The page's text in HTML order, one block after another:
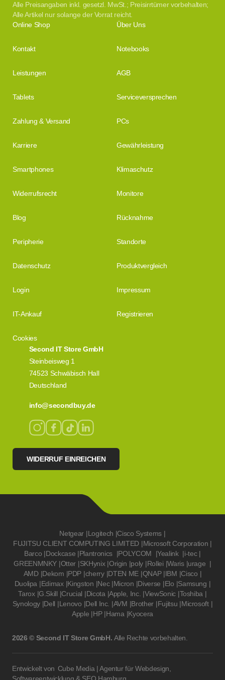
Alle Preisangaben inkl. gesetzl. MwSt.; Preisirrtümer vorbehalten;
Alle Artikel nur solange der Vorrat reicht.
Second IT Store GmbH
Steinbeisweg 1
74523 Schwäbisch Hall
Deutschland
info@secondbuy.de
WIDERRUF EINREICHEN
Online Shop Über Uns
Kontakt Notebooks
Leistungen AGB
Tablets Serviceversprechen
Zahlung & Versand PCs
Karriere Gewährleistung
Smartphones Klimaschutz
Widerrufsrecht Monitore
Blog Rücknahme
Peripherie Standorte
Datenschutz Produktvergleich
Login Impressum
IT-Ankauf Registrieren
Cookies
Netgear |Logitech |Cisco Systems |
FUJITSU CLIENT COMPUTING LIMITED |Microsoft Corporation |
Barco |Dockcase |Plantronics |POLYCOM |Yealink |i-tec |
GREENMNKY |Otter |SKHynix |Origin |poly |Rollei |Waris |urage |
AMD |Dekom |PDP |cherry |DTEN ME |QNAP |IBM |Cisco |
Duolipa |Edimax |Kingston |Nec |Micron |Diverse |Elo |Samsung |
Tarox |G.Skill |Crucial |Dicota |Apple, Inc. |ViewSonic |Toshiba |
Synology |Dell |Lenovo |Dell Inc. |AVM |Brother |Fujitsu |Microsoft |
Apple |HP |Hama |Kyocera
2026 © Second IT Store GmbH. Alle Rechte vorbehalten.
Entwickelt von Cube Media | Agentur für Webdesign,